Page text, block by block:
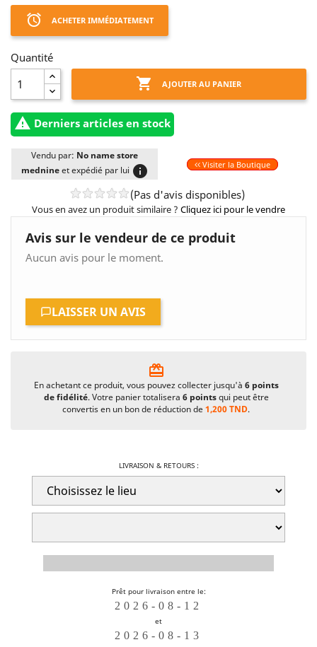
access_alarm ACHETER IMMÉDIATEMENT
Quantité
 AJOUTER AU PANIER
 Derniers articles en stock
Vendu par: No name store
mednine et expédié par lui info Visiter la Boutique
(Pas d'avis disponibles)
Vous en avez un produit similaire ? Cliquez ici pour le vendre
Avis sur le vendeur de ce produit
Aucun avis pour le moment.
LAISSER UN AVIS
card_giftcard
En achetant ce produit, vous pouvez collecter jusqu'à 6points
de fidélité. Votre panier totalisera 6pointsqui peut être
convertis en un bon de réduction de1,200 TND.
LIVRAISON & RETOURS :
Prêt pour livraison entre le:
et